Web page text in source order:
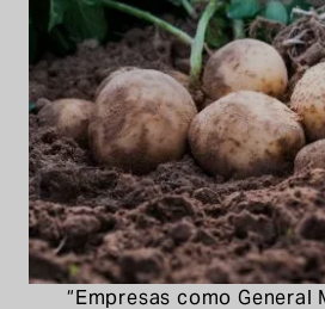
“Empresas como General